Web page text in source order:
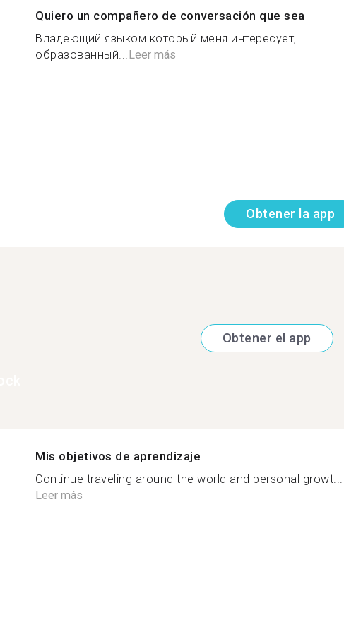
Quiero un compañero de conversación que sea
Владеющий языком который меня интересует,
образованный...Leer más
Obtener la app
Obtener el app
Mis objetivos de aprendizaje
Continue traveling around the world and personal growt...
Leer más